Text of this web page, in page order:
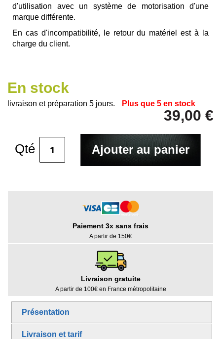
d'utilisation avec un système de motorisation d'une
marque différente.
En cas d'incompatibilité, le retour du matériel est à la
charge du client.
En stock
livraison et préparation 5 jours. Plus que 5 en stock
39,00 €
Qté Ajouter au panier
Paiement 3x sans frais
A partir de 150€
Livraison gratuite
A partir de 100€ en France métropolitaine
Présentation
Livraison et tarif